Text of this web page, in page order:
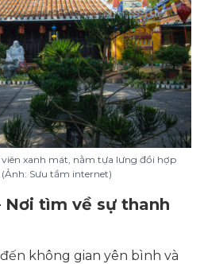
xanh mát, nằm tựa lưng đồi hợp
Sưu tầm internet)
Nơi tìm về sự thanh
không gian yên bình và